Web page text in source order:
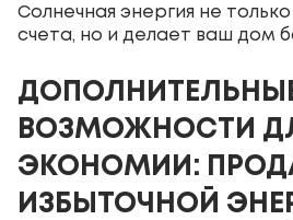
Солнечная энергия не
счета, но и делает ваш дом
ВОЗМОЖНОСТИ
ЭКОНОМИИ:
ИЗБЫТОЧНОЙ